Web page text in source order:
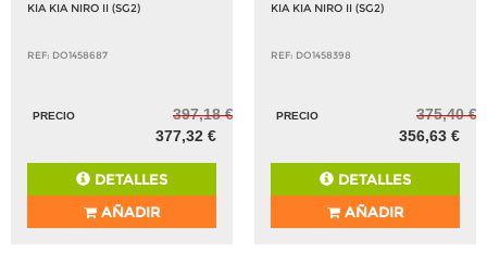
KIA KIA NIRO II (SG2)
REF: DO1458687
PRECIO
397,18 €
377,32 €
DETALLES
AÑADIR
KIA KIA NIRO II (SG2)
REF: DO1458398
PRECIO
375,40 €
356,63 €
DETALLES
AÑADIR